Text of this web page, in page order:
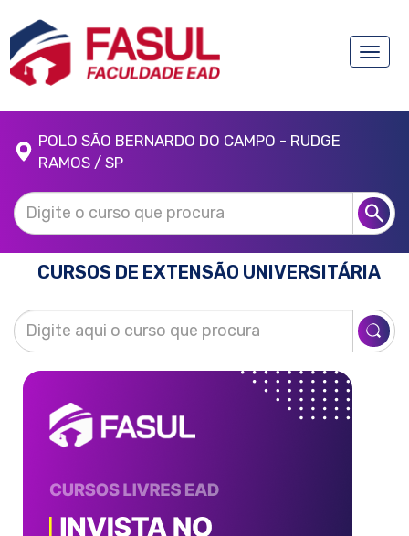
Toggle
POLO SÃO BERNARDO DO CAMPO - RUDGE
RAMOS / SP
CURSOS DE EXTENSÃO UNIVERSITÁRIA